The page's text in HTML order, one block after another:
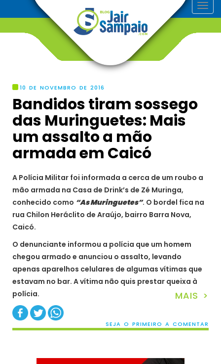
T
o
10 DE NOVEMBRO DE 2016
Bandidos tiram sossego
das Muringuetes: Mais
um assalto a mão
armada em Caicó
A Polícia Militar foi informada a cerca de um roubo a
mão armada na Casa de Drink’s de Zé Muringa,
conhecido como “As Muringuetes”. O bordel fica na
rua Chilon Heráclito de Araújo, bairro Barra Nova,
Caicó.
O denunciante informou a polícia que um homem
chegou armado e anunciou o assalto, levando
apenas aparelhos celulares de algumas vítimas que
estavam no bar. A vítima não quis prestar queixa à
polícia.
MAIS >
SEJA O PRIMEIRO A COMENTAR